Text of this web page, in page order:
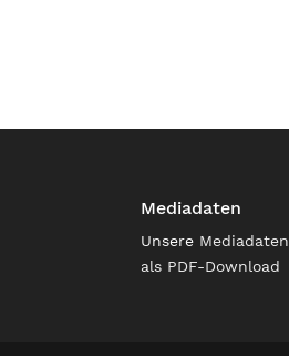
Mediadaten
Unsere Mediadaten
als PDF-Download